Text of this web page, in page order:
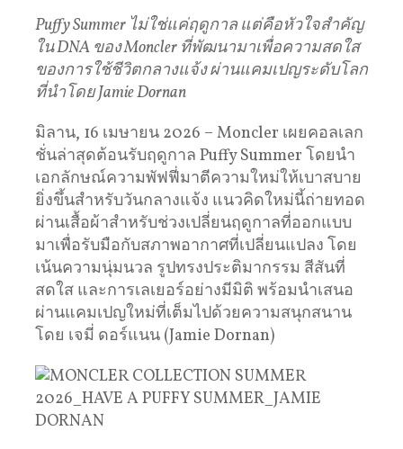
Puffy Summer ไม่ใช่แค่ฤดูกาล แต่คือหัวใจสำคัญ
ในDNA ของMoncler ที่พัฒนามาเพื่อความสดใส
ของการใช้ชีวิตกลางแจ้ง ผ่านแคมเปญระดับโลก
ที่นำโดยJamie Dornan
มิลาน, 16 เมษายน 2026 – Moncler เผยคอลเลก
ชั่นล่าสุดต้อนรับฤดูกาล Puffy Summer โดยนำ
เอกลักษณ์ความพัฟฟี่มาตีความใหม่ให้เบาสบาย
ยิ่งขึ้นสำหรับวันกลางแจ้ง แนวคิดใหม่นี้ถ่ายทอด
ผ่านเสื้อผ้าสำหรับช่วงเปลี่ยนฤดูกาลที่ออกแบบ
มาเพื่อรับมือกับสภาพอากาศที่เปลี่ยนแปลง โดย
เน้นความนุ่มนวล รูปทรงประติมากรรม สีสันที่
สดใส และการเลเยอร์อย่างมีมิติ พร้อมนำเสนอ
ผ่านแคมเปญใหม่ที่เต็มไปด้วยความสนุกสนาน
โดย เจมี่ ดอร์แนน (Jamie Dornan)